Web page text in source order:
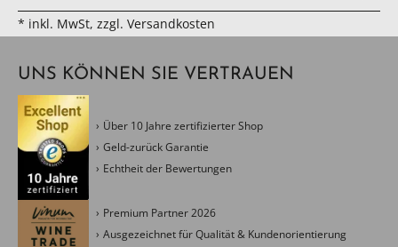
* inkl. MwSt, zzgl. Versandkosten
UNS KÖNNEN SIE VERTRAUEN
Über 10 Jahre zertifizierter Shop
Geld-zurück Garantie
Echtheit der Bewertungen
Premium Partner 2026
Ausgezeichnet für Qualität & Kundenorientierung